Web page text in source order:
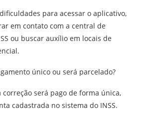
para acessar o aplicativo,
em contato com a central de
ou buscar auxílio em locais de
único ou será parcelado?
será pago de forma única,
cadastrada no sistema do INSS.